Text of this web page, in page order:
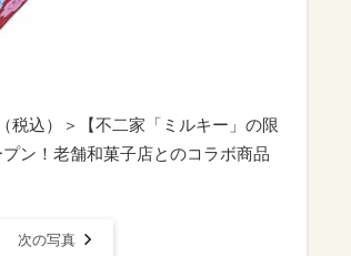
税込）＞【不二家「ミルキー」の限
ン！老舗和菓子店とのコラボ商品
次の写真